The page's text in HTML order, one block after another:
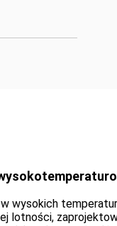
wysokich
lotności,